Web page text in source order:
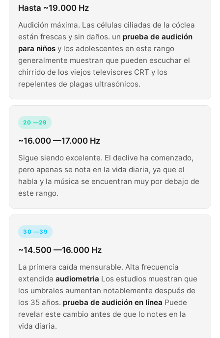
Hasta ~19.000 Hz
Audición máxima. Las células ciliadas de la cóclea
están frescas y sin daños. un prueba de audición
para niños y los adolescentes en este rango
generalmente muestran que pueden escuchar el
chirrido de los viejos televisores CRT y los
repelentes de plagas ultrasónicos.
20 —29
~16.000 —17.000 Hz
Sigue siendo excelente. El declive ha comenzado,
pero apenas se nota en la vida diaria, ya que el
habla y la música se encuentran muy por debajo de
este rango.
30 —39
~14.500 —16.000 Hz
La primera caída mensurable. Alta frecuencia
extendida audiometria Los estudios muestran que
los umbrales aumentan notablemente después de
los 35 años. prueba de audición en línea Puede
revelar este cambio antes de que lo notes en la
vida diaria.